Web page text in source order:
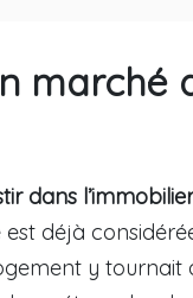
marché
dans
est déjà
y tournait